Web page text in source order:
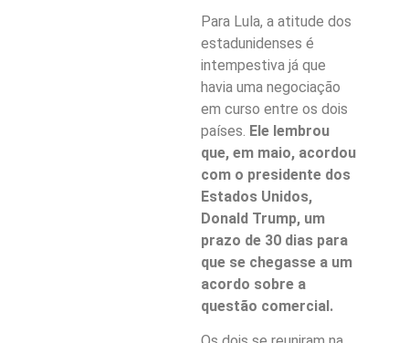
Para Lula, a atitude dos
estadunidenses é
intempestiva já que
havia uma negociação
em curso entre os dois
países. Ele lembrou
que, em maio, acordou
com o presidente dos
Estados Unidos,
Donald Trump, um
prazo de 30 dias para
que se chegasse a um
acordo sobre a
questão comercial.